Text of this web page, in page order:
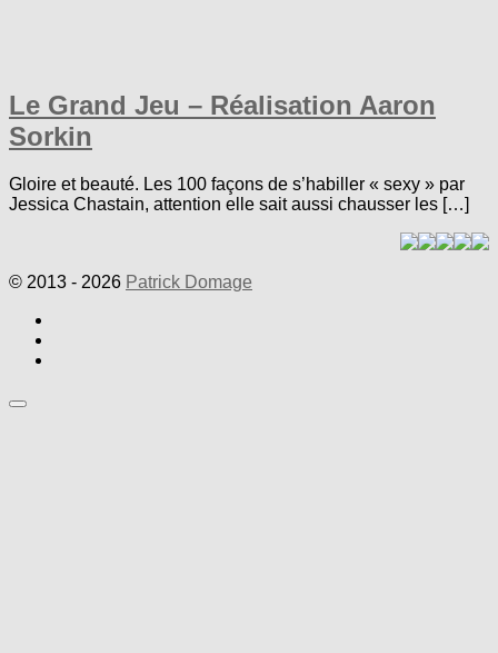
Le Grand Jeu – Réalisation Aaron
Sorkin
Gloire et beauté. Les 100 façons de s’habiller « sexy » par
Jessica Chastain, attention elle sait aussi chausser les […]
© 2013 - 2026 Patrick Domage